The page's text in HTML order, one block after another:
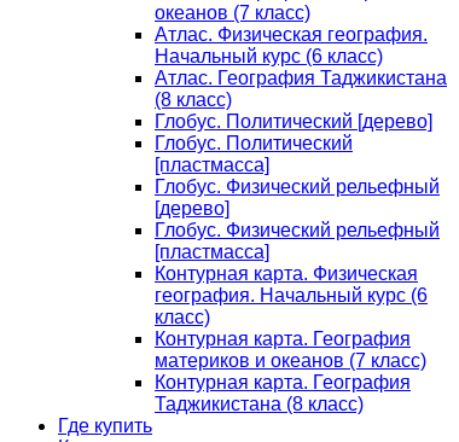
океанов (7 класс)
Атлас. Физическая география.
Начальный курс (6 класс)
Атлас. География Таджикистана
(8 класс)
Глобус. Политический [дерево]
Глобус. Политический
[пластмасса]
Глобус. Физический рельефный
[дерево]
Глобус. Физический рельефный
[пластмасса]
Контурная карта. Физическая
география. Начальный курс (6
класс)
Контурная карта. География
материков и океанов (7 класс)
Контурная карта. География
Таджикистана (8 класс)
Где купить